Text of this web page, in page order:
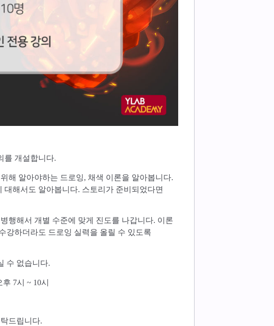
를 개설합니다.
해 알아야하는 드로잉, 채색 이론을 알아봅니다.
해서도 알아봅니다. 스토리가 준비되었다면
행해서 개별 수준에 맞게 진도를 나갑니다. 이론
강하더라도 드로잉 실력을 올릴 수 있도록
수 없습니다.
7시 ~ 10시
드립니다.